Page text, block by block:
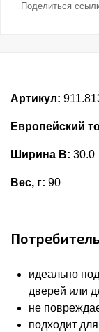
Поделиться
Артикул:
Европейский
Ширина В: 30.0
Вес, г: 90
идеально
дверей или
не
подходит